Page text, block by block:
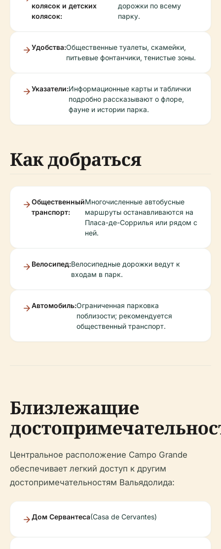
колясок и детских
колясок:
дорожки по всему
парку.
Удобства:Общественные туалеты, скамейки,
питьевые фонтанчики, тенистые зоны.
Указатели:Информационные карты и таблички
подробно рассказывают о флоре,
фауне и истории парка.
Как добраться
Общественный
транспорт:
Многочисленные автобусные
маршруты останавливаются на
Пласа-де-Соррилья или рядом с
ней.
Велосипед:Велосипедные дорожки ведут к
входам в парк.
Автомобиль:Ограниченная парковка
поблизости; рекомендуется
общественный транспорт.
Близлежащие
Центральное расположение Campo Grande
обеспечивает легкий доступ к другим
достопримечательностям Вальядолида:
Дом Сервантеса(Casa de Cervantes)